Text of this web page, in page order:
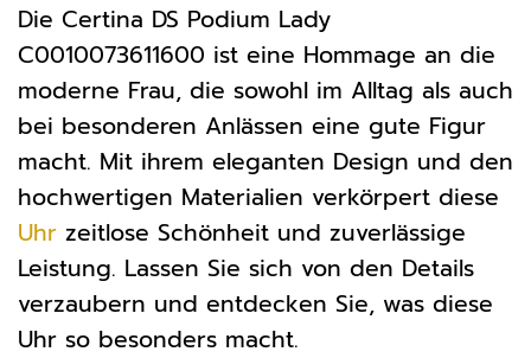
Die Certina DS Podium Lady
C0010073611600 ist eine Hommage an die
moderne Frau, die sowohl im Alltag als auch
bei besonderen Anlässen eine gute Figur
macht. Mit ihrem eleganten Design und den
hochwertigen Materialien verkörpert diese
Uhr zeitlose Schönheit und zuverlässige
Leistung. Lassen Sie sich von den Details
verzaubern und entdecken Sie, was diese
Uhr so besonders macht.